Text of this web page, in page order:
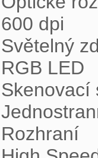
600 dpi
Světelný
RGB LED
Skenovací
Rozhraní